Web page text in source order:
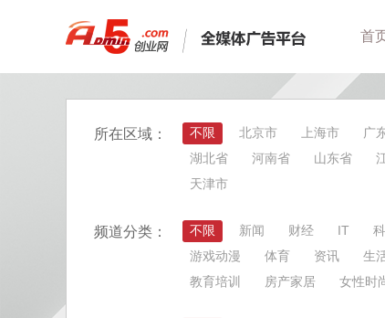
首
所在区域： 不限 北京市 上海市 广
湖北省
河南省 山东省
天津市
频道分类： 不限 新闻 财经 IT
游戏动漫
体育 资讯 生
教育培训
房产家居 女性时